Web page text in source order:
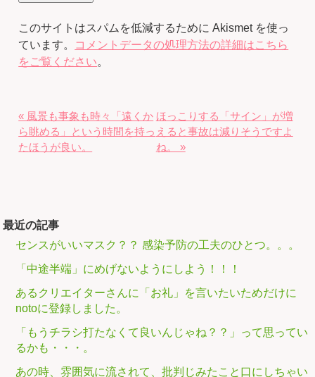
このサイトはスパムを低減するために Akismet を使っ
ています。
コメントデータの処理方法の詳細はこちら
をご覧ください。
« 風景も事象も時々「遠くか
ら眺める」という時間を持っ
たほうが良い。
ほっこりする「サイン」が増
えると事故は減りそうですよ
ね。 »
最近の記事
センスがいいマスク？？ 感染予防の工夫のひとつ。。。
「中途半端」にめげないようにしよう！！！
あるクリエイターさんに「お礼」を言いたいためだけに
notoに登録しました。
「もうチラシ打たなくて良いんじゃね？？」って思ってい
るかも・・・。
あの時、雰囲気に流されて、批判じみたこと口にしちゃい